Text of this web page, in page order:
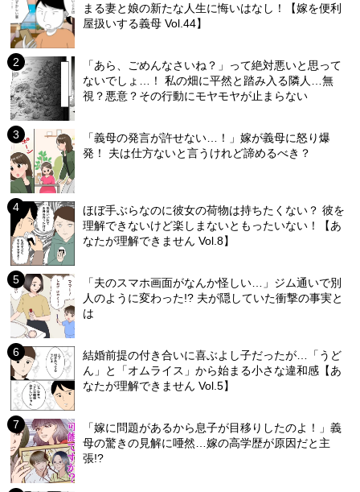
まる妻と娘の新たな人生に悔いはなし！【嫁を便利
屋扱いする義母 Vol.44】
「あら、ごめんなさいね？」って絶対悪いと思って
ないでしょ…！ 私の畑に平然と踏み入る隣人…無
視？悪意？その行動にモヤモヤが止まらない
「義母の発言が許せない…！」嫁が義母に怒り爆
発！ 夫は仕方ないと言うけれど諦めるべき？
ほぼ手ぶらなのに彼女の荷物は持ちたくない？ 彼を
理解できないけど楽しまないともったいない！【あ
なたが理解できません Vol.8】
「夫のスマホ画面がなんか怪しい…」ジム通いで別
人のように変わった!? 夫が隠していた衝撃の事実と
は
結婚前提の付き合いに喜ぶよし子だったが…「うど
ん」と「オムライス」から始まる小さな違和感【あ
なたが理解できません Vol.5】
「嫁に問題があるから息子が目移りしたのよ！」義
母の驚きの見解に唖然…嫁の高学歴が原因だと主
張!?